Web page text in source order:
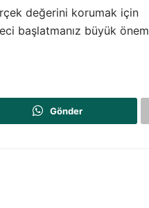
değerini korumak için
başlatmanız büyük önem
Gönder